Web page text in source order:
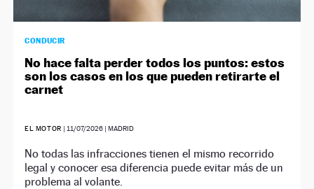
CONDUCIR
No hace falta perder todos los puntos: estos
son los casos en los que pueden retirarte el
carnet
EL MOTOR | 11/07/2026| MADRID
No todas las infracciones tienen el mismo recorrido
legal y conocer esa diferencia puede evitar más de un
problema al volante.